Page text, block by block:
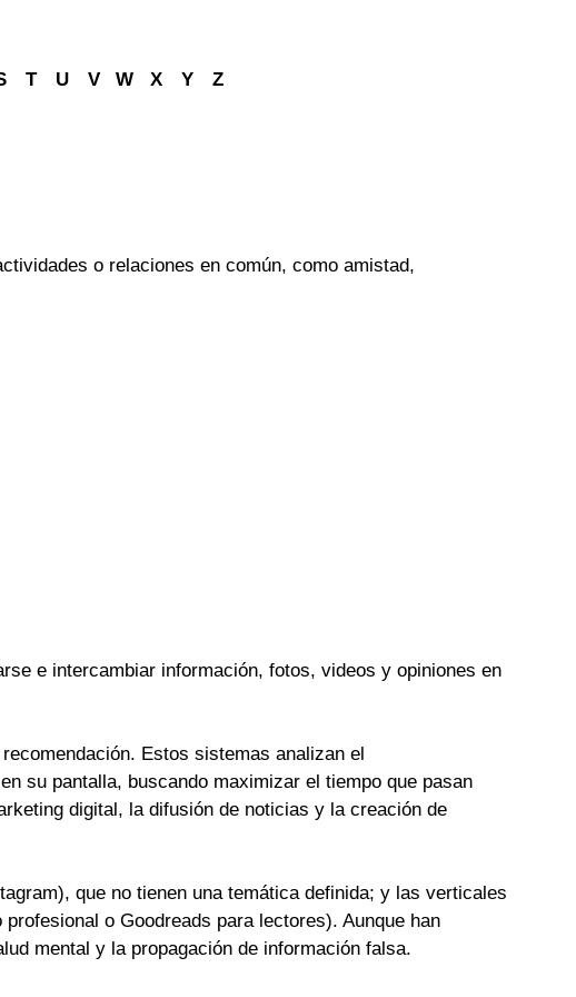
T U V W X Y Z
o relaciones en común, como amistad,
e intercambiar información, fotos, videos y opiniones en
Estos sistemas analizan el
su pantalla, buscando maximizar el tiempo que pasan
digital, la difusión de noticias y la creación de
que no tienen una temática definida; y las verticales
o Goodreads para lectores). Aunque han
mental y la propagación de información falsa.